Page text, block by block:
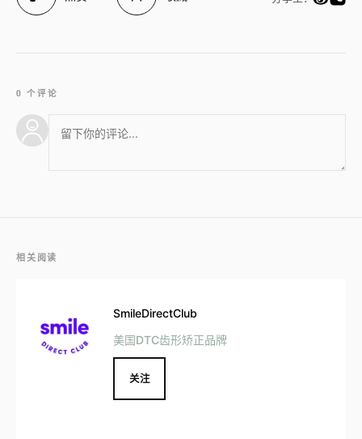
0 个评论
相关阅读
SmileDirectClub
美国DTC齿形矫正品牌
关注